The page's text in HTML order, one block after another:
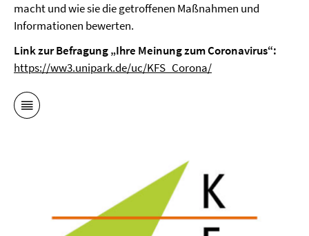
macht und wie sie die getroffenen Maßnahmen und
Informationen bewerten.
Link zur Befragung „Ihre Meinung zum Coronavirus“:
https://ww3.unipark.de/uc/KFS_Corona/